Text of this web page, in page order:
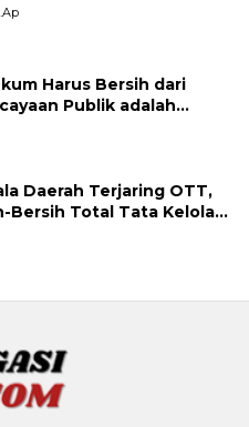
Harus Bersih dari
Publik adalah
Daerah Terjaring OTT,
Bersih Total Tata Kelola